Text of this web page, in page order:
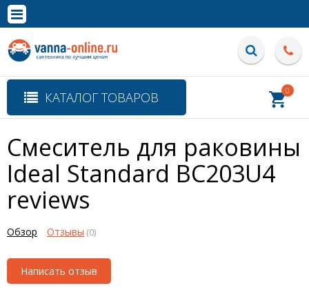
Полная версия сайта
КАТАЛОГ ТОВАРОВ 0
Смеситель для раковины
Ideal Standard BC203U4
reviews
Обзор Отзывы (0)
Написать отзыв